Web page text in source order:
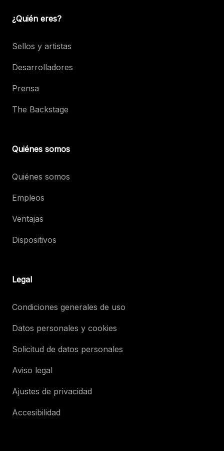
¿Quién eres?
Sellos y artistas
Desarrolladores
Prensa
The Backstage
Quiénes somos
Quiénes somos
Empleos
Ventajas
Dispositivos
Legal
Condiciones generales de uso
Datos personales y cookies
Solicitud de datos personales
Aviso legal
Ajustes de privacidad
Accesibilidad